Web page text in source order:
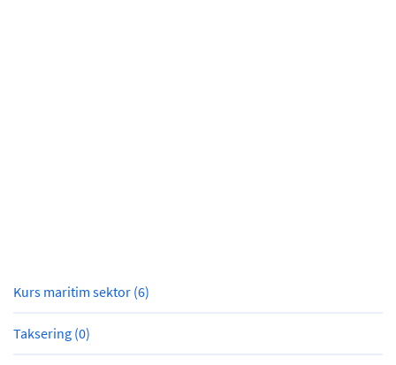
Kurs maritim sektor (6)
Taksering (0)